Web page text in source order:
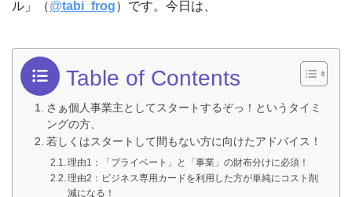
ル」（@tabi_frog）です。今日は、
Table of Contents
さぁ個人事業主としてスタートするぞっ！というタイミ
ングの方、
若しくはスタートして間もない方に向けたアドバイス！
理由1：「プライベート」と「事業」の財布分けに必須！
理由2：ビジネス専用カードを利用した方が単純にコスト削
減になる！